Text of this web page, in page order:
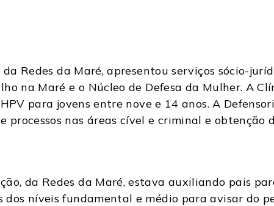
Redes da Maré, apresentou serviços sócio-
na Maré e o Núcleo de Defesa da Mulher. A
para jovens entre nove e 14 anos. A
processos nas áreas cível e criminal e obtenção
da Redes da Maré, estava auxiliando pais
níveis fundamental e médio para avisar do